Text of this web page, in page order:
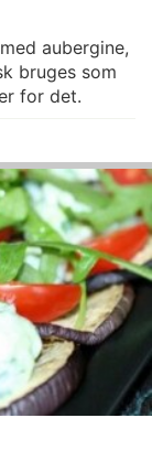
aubergine,
bruges som
for det.